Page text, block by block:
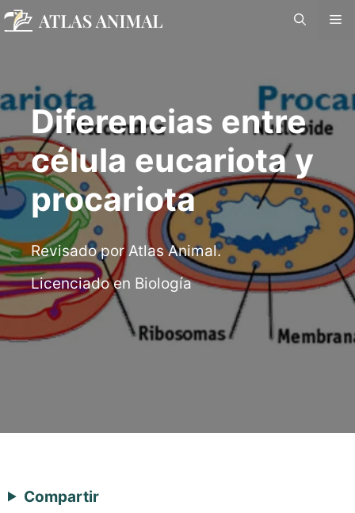
Saltar
Diferencias entre
célula eucariota y
procariota
Revisado por Atlas Animal.
Licenciado en Biología
Compartir